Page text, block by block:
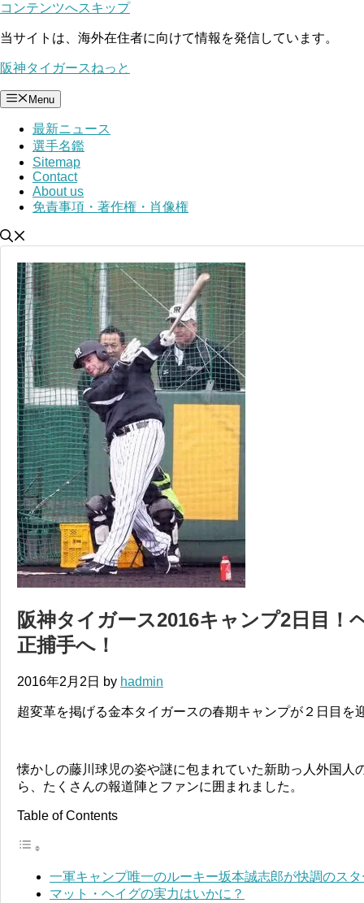
コンテンツへスキップ
当サイトは、海外在住者に向けて情報を発信しています。
阪神タイガースねっと
Menu
最新ニュース
選手名鑑
Sitemap
Contact
About us
免責事項・著作権・肖像権
阪神タイガース2016キャンプ2日目！
正捕手へ！
2016年2月2日 by hadmin
超変革を掲げる金本タイガースの春期キャンプが２日目を
懐かしの藤川球児の姿や謎に包まれていた新助っ人外国人
ら、たくさんの報道陣とファンに囲まれました。
Table of Contents
一軍キャンプ唯一のルーキー坂本誠志郎が快調のス
マット・ヘイグの実力はいかに？